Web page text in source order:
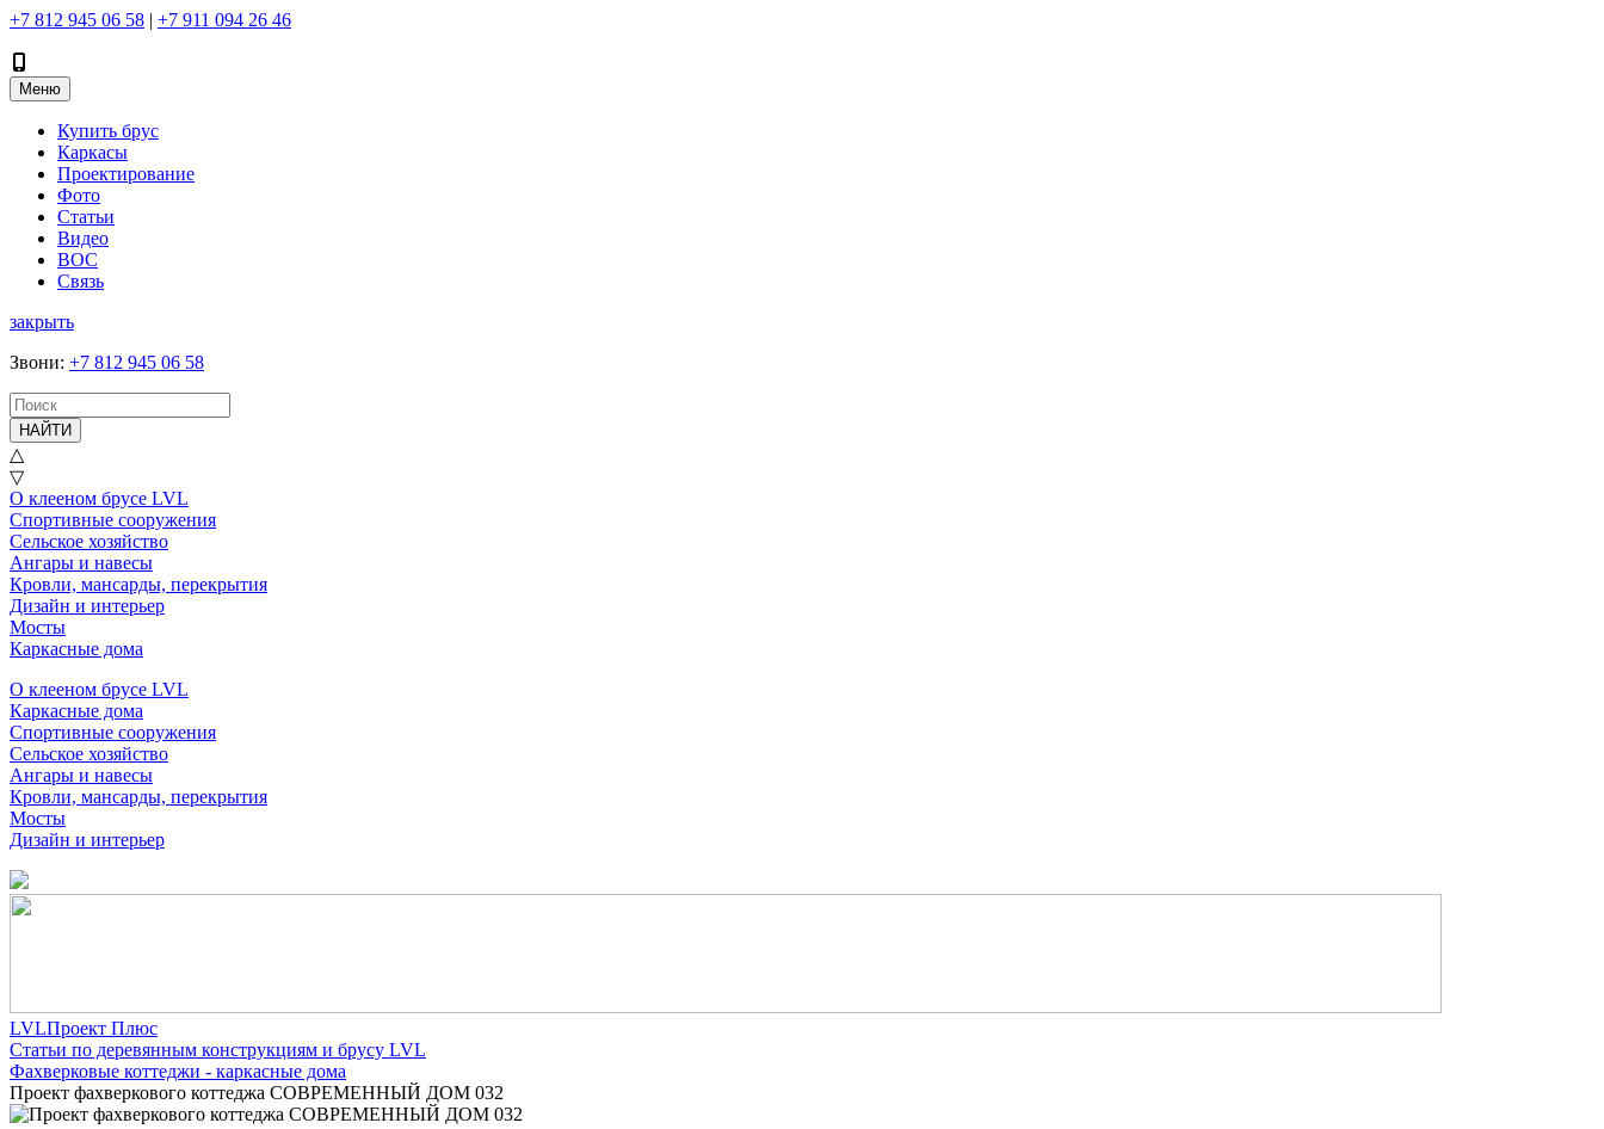
+7 812 945 06 58 | +7 911 094 26 46
Меню
Купить брус
Каркасы
Проектирование
Фото
Статьи
Видео
ВОС
Связь
закрыть
Звони: +7 812 945 06 58
НАЙТИ
△
▽
О клееном брусе LVL
Спортивные сооружения
Сельское хозяйство
Ангары и навесы
Кровли, мансарды, перекрытия
Дизайн и интерьер
Мосты
Каркасные дома
О клееном брусе LVL
Каркасные дома
Спортивные сооружения
Сельское хозяйство
Ангары и навесы
Кровли, мансарды, перекрытия
Мосты
Дизайн и интерьер
LVLПроект Плюс
Статьи по деревянным конструкциям и брусу LVL
Фахверковые коттеджи - каркасные дома
Проект фахверкового коттеджа СОВРЕМЕННЫЙ ДОМ 032